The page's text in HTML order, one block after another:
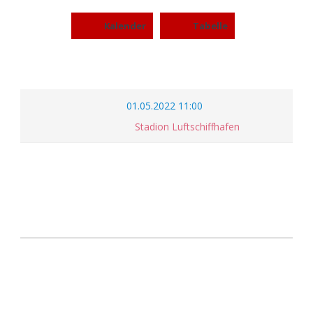
Kalender Tabelle
01.05.2022 11:00
Stadion Luftschiffhafen